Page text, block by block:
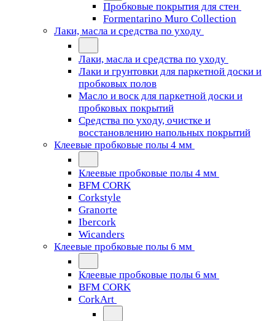
Пробковые покрытия для стен
Formentarino Muro Collection
Лаки, масла и средства по уходу
Лаки, масла и средства по уходу
Лаки и грунтовки для паркетной доски и
пробковых полов
Масло и воск для паркетной доски и
пробковых покрытий
Средства по уходу, очистке и
восстановлению напольных покрытий
Клеевые пробковые полы 4 мм
Клеевые пробковые полы 4 мм
BFM CORK
Corkstyle
Granorte
Ibercork
Wicanders
Клеевые пробковые полы 6 мм
Клеевые пробковые полы 6 мм
BFM CORK
CorkArt